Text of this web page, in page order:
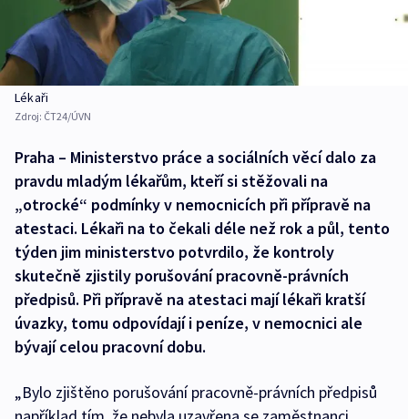
Lékaři
Zdroj: ČT24/ÚVN
Praha – Ministerstvo práce a sociálních věcí dalo za
pravdu mladým lékařům, kteří si stěžovali na
„otrocké“ podmínky v nemocnicích při přípravě na
atestaci. Lékaři na to čekali déle než rok a půl, tento
týden jim ministerstvo potvrdilo, že kontroly
skutečně zjistily porušování pracovně-právních
předpisů. Při přípravě na atestaci mají lékaři kratší
úvazky, tomu odpovídají i peníze, v nemocnici ale
bývají celou pracovní dobu.
„Bylo zjištěno porušování pracovně-právních předpisů